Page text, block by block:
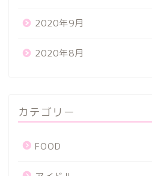
2020年9月
2020年8月
カテゴリー
FOOD